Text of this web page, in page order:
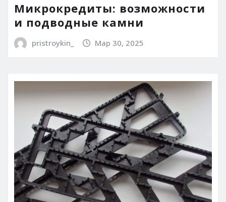
Микрокредиты: возможности
и подводные камни
pristroykin_ Мар 30, 2025